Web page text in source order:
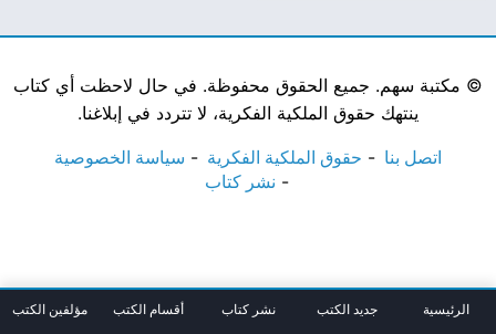
© مكتبة سهم. جميع الحقوق محفوظة. في حال لاحظت أي كتاب
ينتهك حقوق الملكية الفكرية، لا تتردد في إبلاغنا.
اتصل بنا حقوق الملكية الفكرية
سياسة الخصوصية
نشر كتاب
الرئيسية جديد الكتب نشر كتاب أقسام الكتب مؤلفين الكتب